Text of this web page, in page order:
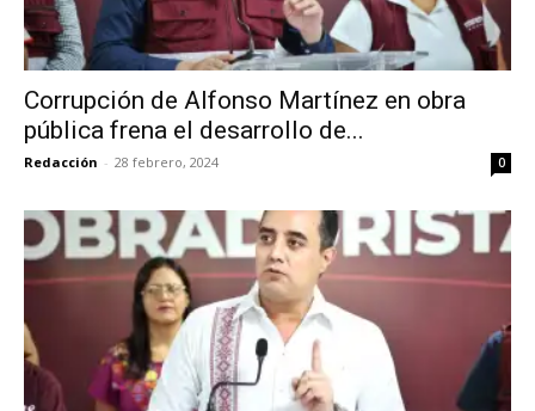
Corrupción de Alfonso Martínez en obra
pública frena el desarrollo de...
Redacción - 28 febrero, 2024 0